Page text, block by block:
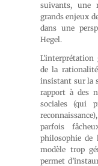
suivants, une
grands enjeux
dans une
Hegel.
L’interprétation
de la
insistant sur la
rapport à des
sociales (qui
parfois
philosophie de
modèle trop
permet